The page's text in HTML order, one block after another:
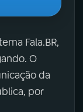
Fala.BR,
O
da
por